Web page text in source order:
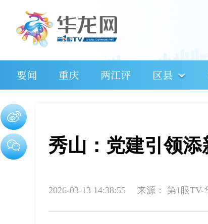
要闻 重庆 两江评 区县
秀山：党建引领
2026-03-13 14:38:55 来源： 第1眼TV-